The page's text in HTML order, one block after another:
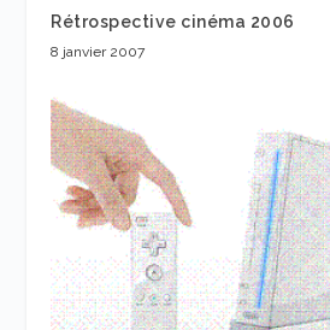
Rétrospective cinéma 2006
8 janvier 2007